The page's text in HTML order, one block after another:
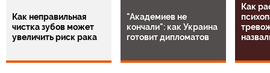
Как неправильная
чистка зубов может
увеличить риск рака
"Академиев не
кончали": как Украина
готовит дипломатов
Как